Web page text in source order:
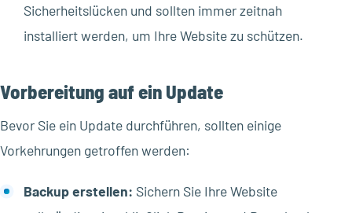
Sicherheitslücken und sollten immer zeitnah
installiert werden, um Ihre Website zu schützen.
Vorbereitung auf ein Update
Bevor Sie ein Update durchführen, sollten einige
Vorkehrungen getroffen werden:
Backup erstellen: Sichern Sie Ihre Website